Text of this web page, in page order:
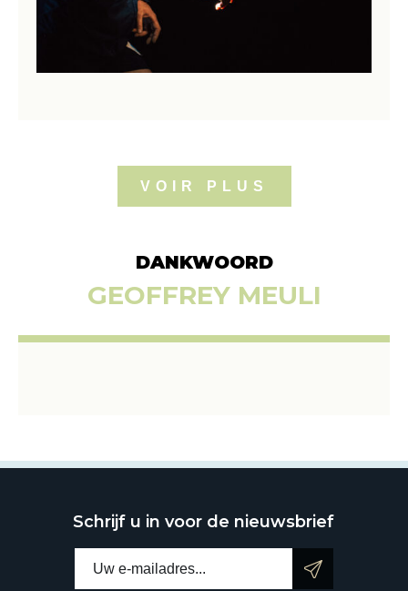
VOIR PLUS
DANKWOORD
GEOFFREY MEULI
Schrijf u in voor de nieuwsbrief